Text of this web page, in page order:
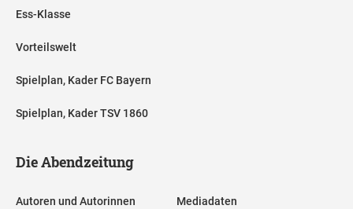
Ess-Klasse
Vorteilswelt
Spielplan, Kader FC Bayern
Spielplan, Kader TSV 1860
Die Abendzeitung
Autoren und Autorinnen Mediadaten